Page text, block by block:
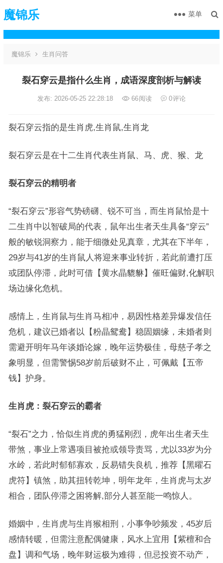
魔锦乐 菜单
魔锦乐 生肖问答
裂石穿云是指什么生肖，成语深度剖析与解读
发布: 2026-05-25 22:28:18 66阅读 0评论
裂石穿云指的是生肖虎,生肖鼠,生肖龙
裂石穿云是在十二生肖代表生肖鼠、马、虎、猴、龙
裂石穿云的精明者
“裂石穿云”形容气势磅礴、锐不可当，而生肖鼠恰是十
二生肖中以智破局的代表，鼠年出生者天生具备“穿云”
般的敏锐洞察力，能于细微处见真章，尤其在下半年，
29岁与41岁的生肖鼠人将迎来事业转折，若此前遭打压
或团队停滞，此时可借【黄水晶貔貅】催旺偏财,化解职
场边缘化危机。
感情上，生肖鼠与生肖马相冲，易因性格差异爆发信任
危机，建议已婚者以【粉晶鸳鸯】稳固姻缘，未婚者则
需避开明年马年谈婚论嫁，晚年运势极佳，母慈子孝之
象明显，但需警惕58岁前后破财不止，可佩戴【五帝
钱】护身。
生肖虎：裂石穿云的霸者
“裂石”之力，恰似生肖虎的勇猛刚烈，虎年出生者天生
带煞，事业上常遇项目被抢或领导责骂，尤以33岁为分
水岭，若此时郁郁寡欢，反易错失良机，推荐【黑曜石
虎符】镇煞，助其扭转乾坤，明年龙年，生肖虎与太岁
相合，团队停滞之困将解,部分人甚至能一鸣惊人。
婚姻中，生肖虎与生肖猴相刑，小事争吵频发，45岁后
感情转暖，但需注意配偶健康，风水上宜用【紫檀和合
盘】调和气场，晚年财运极为难得，但忌投资不动产，